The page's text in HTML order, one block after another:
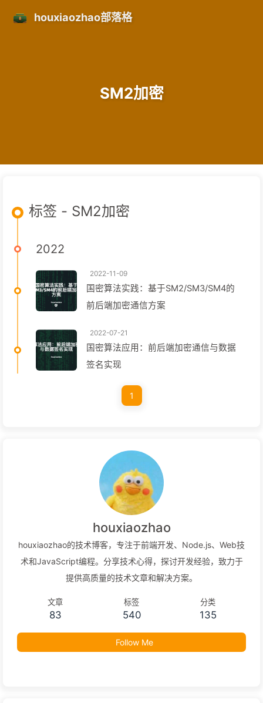
houxiaozhao部落格
SM2加密
标签 - SM2加密
2022
2022-11-09
国密算法实践：基于SM2/SM3/SM4的
前后端加密通信方案
2022-07-21
国密算法应用：前后端加密通信与数据
签名实现
1
houxiaozhao
houxiaozhao的技术博客，专注于前端开发、Node.js、Web技
术和JavaScript编程。分享技术心得，探讨开发经验，致力于
提供高质量的技术文章和解决方案。
文章
83
标签
540
分类
135
Follow Me